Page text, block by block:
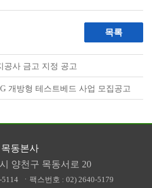
목록
공사 금고 지정 공고
개방형 테스트베드 사업 모집공고
목동본사
양천구 목동서로 20
5114 ㆍ팩스번호 : 02) 2640-5179